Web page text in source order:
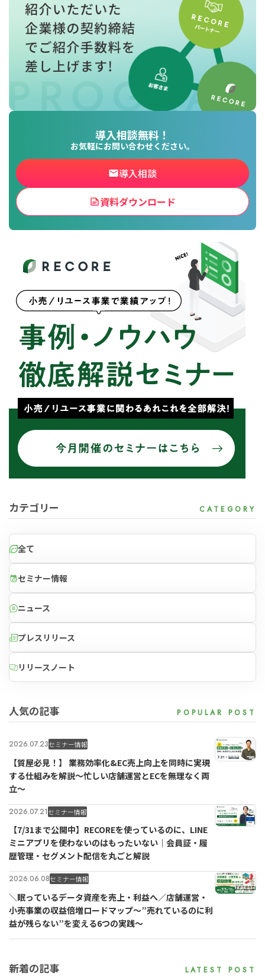
導入相談無料！
お気軽にお問い合わせください。
導入相談
資料ダウンロード
カテゴリー
全て
セミナー情報
ニュース
プレスリリース
リリースノート
人気の記事
2026.07.23セミナー情報
【質屋必見！】 業務効率化&EC売上向上を同時に実現
する仕組みを解説〜忙しい店舗運営とECを無理なく両
立〜
2026.07.21セミナー情報
【7/31まで公開中】RECOREを使っているのに、LINE
ミニアプリを使わないのはもったいない｜会員証・履
歴管理・セグメント配信を丸ごと解説
2026.06.08セミナー情報
＼眠っているデータ資産を売上・利益へ／店舗運営・
小売事業の収益倍増ロードマップ～”売れているのに利
益が残らない”を変える6つの実践～
新着の記事